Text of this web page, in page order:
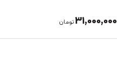
35,000,000تومان